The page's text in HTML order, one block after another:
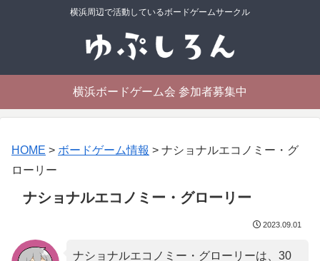
横浜周辺で活動しているボードゲームサークル
横浜ボードゲーム会 参加者募集中
HOME > ボードゲーム情報 > ナショナルエコノミー・グ
ローリー
ナショナルエコノミー・グローリー
2023.09.01
ナショナルエコノミー・グローリーは、30